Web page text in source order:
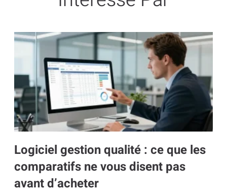
Logiciel gestion qualité : ce que les
comparatifs ne vous disent pas
avant d’acheter